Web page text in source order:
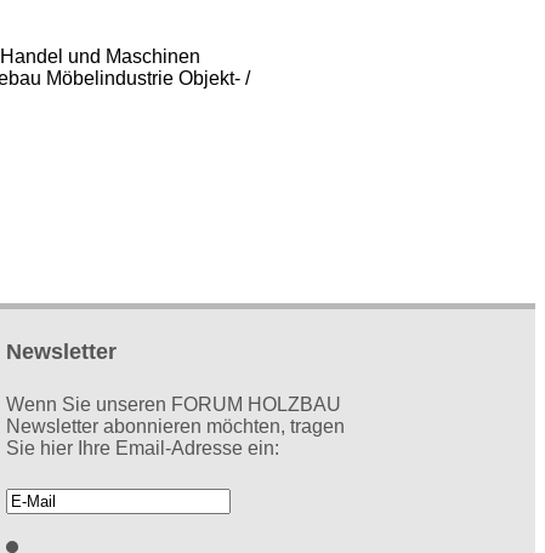
Handel und Maschinen
Möbelindustrie Objekt- /
Newsletter
Wenn Sie unseren FORUM HOLZBAU
Newsletter abonnieren möchten, tragen
Sie hier Ihre Email-Adresse ein: